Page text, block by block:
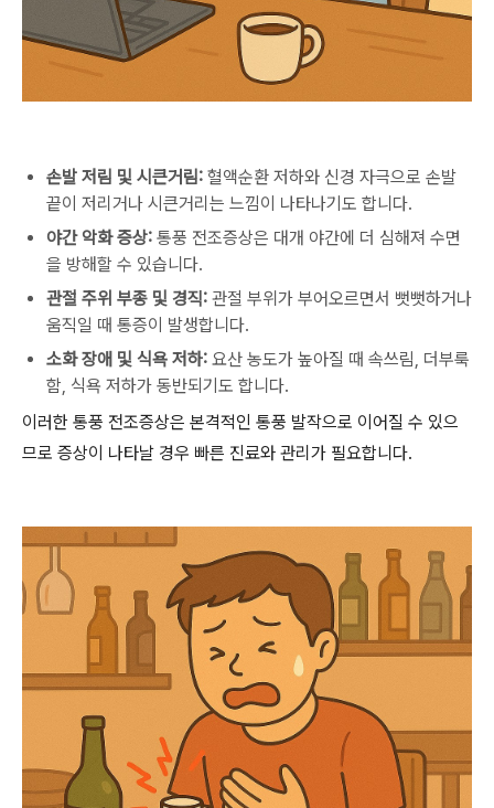
손발 저림 및 시큰거림: 혈액순환 저하와 신경 자극으로 손발
끝이 저리거나 시큰거리는 느낌이 나타나기도 합니다.
야간 악화 증상: 통풍 전조증상은 대개 야간에 더 심해져 수면
을 방해할 수 있습니다.
관절 주위 부종 및 경직: 관절 부위가 부어오르면서 뻣뻣하거나
움직일 때 통증이 발생합니다.
소화 장애 및 식욕 저하: 요산 농도가 높아질 때 속쓰림, 더부룩
함, 식욕 저하가 동반되기도 합니다.
이러한 통풍 전조증상은 본격적인 통풍 발작으로 이어질 수 있으
므로 증상이 나타날 경우 빠른 진료와 관리가 필요합니다.